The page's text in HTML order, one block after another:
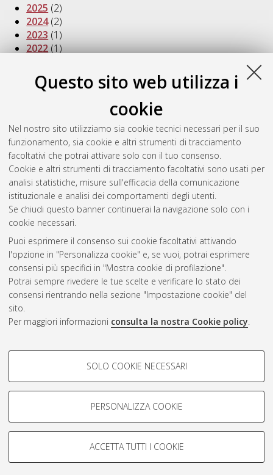
Questo sito web utilizza i
cookie
Nel nostro sito utilizziamo sia cookie tecnici necessari per il suo
funzionamento, sia cookie e altri strumenti di tracciamento
facoltativi che potrai attivare solo con il tuo consenso.
Cookie e altri strumenti di tracciamento facoltativi sono usati per
analisi statistiche, misure sull'efficacia della comunicazione
istituzionale e analisi dei comportamenti degli utenti.
Se chiudi questo banner continuerai la navigazione solo con i
cookie necessari.
Puoi esprimere il consenso sui cookie facoltativi attivando
l'opzione in "Personalizza cookie" e, se vuoi, potrai esprimere
consensi più specifici in "Mostra cookie di profilazione".
Potrai sempre rivedere le tue scelte e verificare lo stato dei
consensi rientrando nella sezione "Impostazione cookie" del
sito.
Per maggiori informazioni consulta la nostra Cookie policy.
COOKIE DI PROFILAZIONE -
Si tratta di cookie utilizzati per analizzare le caratteristiche della
navigazione degli utenti, creare profili in base al loro comportamento
Mostra cookie di profilazione
COOKIE TECNICI - NECESSARI
SOLO COOKIE NECESSARI
PERSONALIZZA COOKIE
ACCETTA TUTTI I COOKIE
2025 (2)
2024(2)
2023 (1)
2022(1)
2019
2017(1)
2014(1)
2013(4)
2010 (2)
2009(4)
2007(3)
Atom
Rss 1.0
Rss 2.0
ISSN: 2038-7946
Impostazioni Cookie
Informativa sulla privacy
Condizioni d’uso del sito